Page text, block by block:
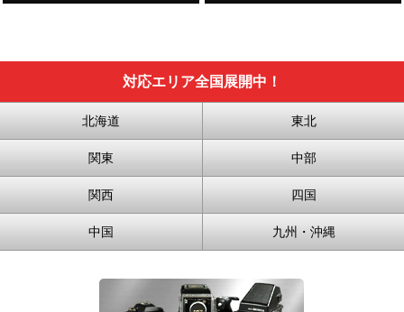
対応エリア全国展開中！
北海道 東北
関東 中部
関西 四国
中国 九州・沖縄